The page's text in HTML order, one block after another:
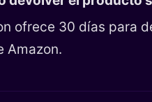
ofrece 30 días para
Amazon.